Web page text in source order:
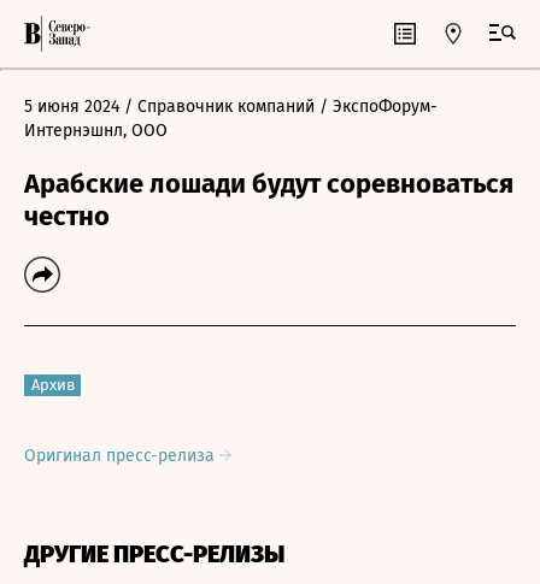
5 июня 2024 / Справочник компаний / ЭкспоФорум-
Интернэшнл, ООО
Арабские лошади будут соревноваться
честно
Архив
Оригинал пресс-релиза
ДРУГИЕ ПРЕСС-РЕЛИЗЫ